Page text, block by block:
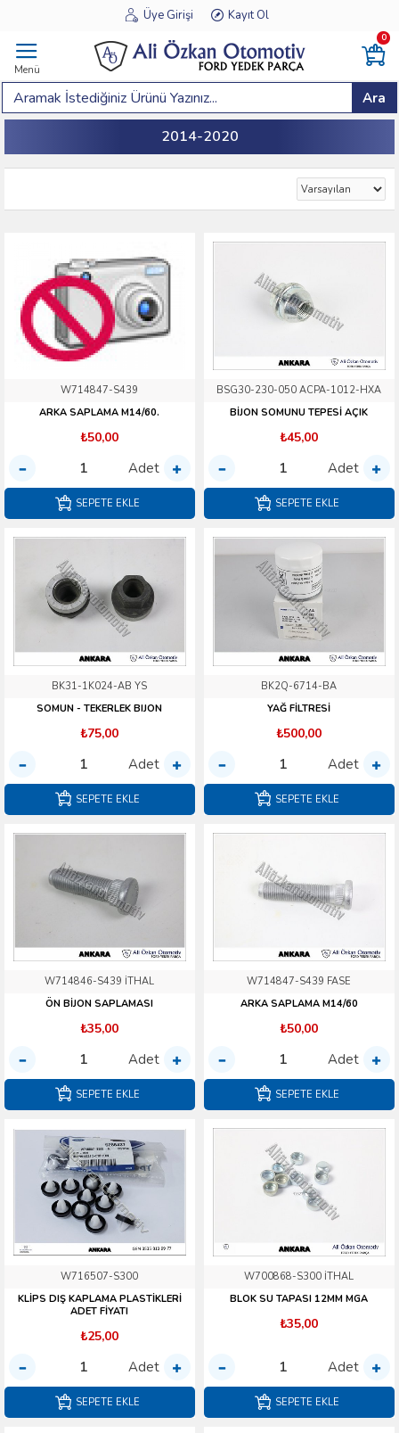
Üye Girişi Kayıt Ol
Menü
0
Ara
2014-2020
W714847-S439
ARKA SAPLAMA M14/60.
₺50,00
Adet
SEPETE EKLE
BSG30-230-050 ACPA-1012-HXA
BİJON SOMUNU TEPESİ AÇIK
₺45,00
Adet
SEPETE EKLE
BK31-1K024-AB YS
SOMUN - TEKERLEK BIJON
₺75,00
Adet
SEPETE EKLE
BK2Q-6714-BA
YAĞ FİLTRESİ
₺500,00
Adet
SEPETE EKLE
W714846-S439 İTHAL
ÖN BİJON SAPLAMASI
₺35,00
Adet
SEPETE EKLE
W714847-S439 FASE
ARKA SAPLAMA M14/60
₺50,00
Adet
SEPETE EKLE
W716507-S300
KLİPS DIŞ KAPLAMA PLASTİKLERİ
ADET FİYATI
₺25,00
Adet
SEPETE EKLE
W700868-S300 İTHAL
BLOK SU TAPASI 12MM MGA
₺35,00
Adet
SEPETE EKLE